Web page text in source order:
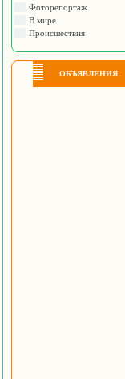
Фоторепортаж
В мире
Происшествия
ОБЪЯВЛЕНИЯ